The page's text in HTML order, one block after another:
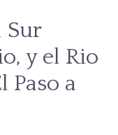
Sur
y el Rio
Paso a